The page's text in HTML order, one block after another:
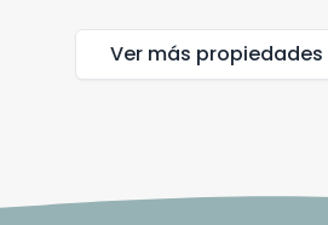
Ver más propiedades